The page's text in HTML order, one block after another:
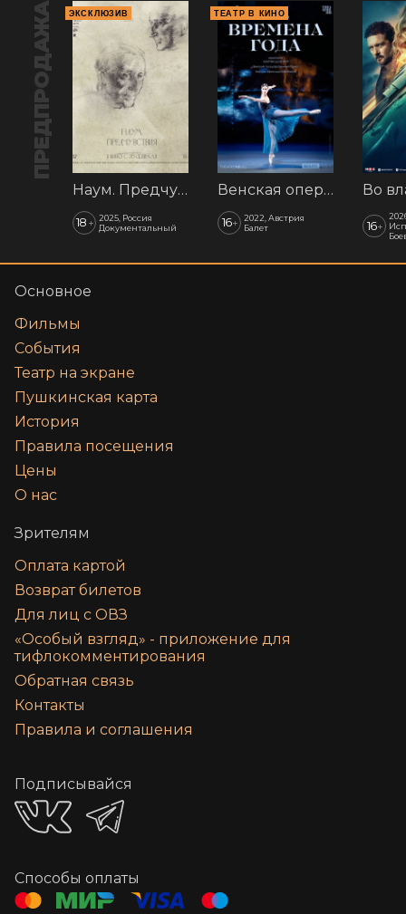
ПРЕДПРОДАЖА ЭКСКЛЮЗИВ
Наум. Предчувствия
18 + 2025, Россия
Документальный
ТЕАТР В КИНО
Венская опера: Времена года
16+
2022, Австрия
Балет
16+
Основное
Фильмы
События
Театр на экране
Пушкинская карта
История
Правила посещения
Цены
О нас
Зрителям
Оплата картой
Возврат билетов
Для лиц с ОВЗ
«‎Особый взгляд» - приложение для
тифлокомментирования
Обратная связь
Контакты
Правила и соглашения
Подписывайся
Способы оплаты